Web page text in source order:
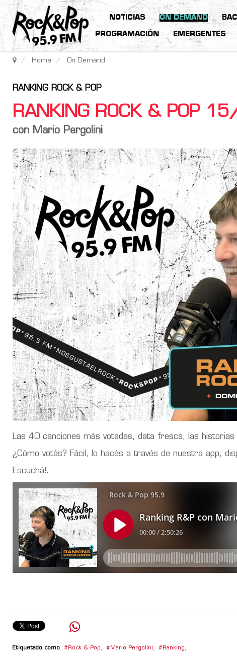
NOTICIAS ON DEMAND
PROGRAMACIÓN EMERGENTES
Home On Demand
RANKING ROCK & POP
RANKING ROCK & POP
con Mario Pergolini
Las 40 canciones más votadas, data fresca, las
¿Cómo votás? Fácil, lo hacés a través de nuestra app,
Escuchá!.
Etiquetado como Rock & Pop, Mario Pergolini, Ranking,